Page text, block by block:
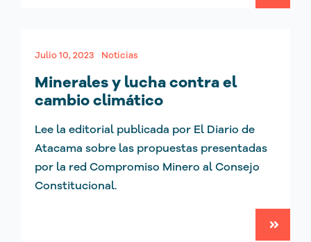
Julio 10, 2023 Noticias
Minerales y lucha contra el
cambio climático
Lee la editorial publicada por El Diario de
Atacama sobre las propuestas presentadas
por la red Compromiso Minero al Consejo
Constitucional.